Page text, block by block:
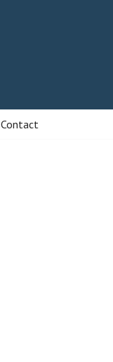
Contact